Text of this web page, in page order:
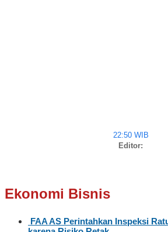
22:50 WIB
Editor:
Ekonomi Bisnis
FAA AS Perintahkan Inspeksi